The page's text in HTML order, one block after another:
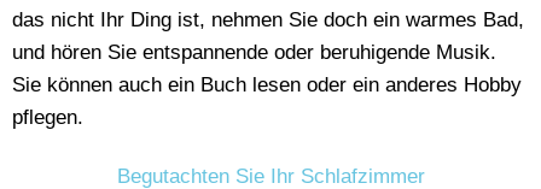
das nicht Ihr Ding ist, nehmen Sie doch ein warmes Bad,
und hören Sie entspannende oder beruhigende Musik.
Sie können auch ein Buch lesen oder ein anderes Hobby
pflegen.
Begutachten Sie Ihr Schlafzimmer